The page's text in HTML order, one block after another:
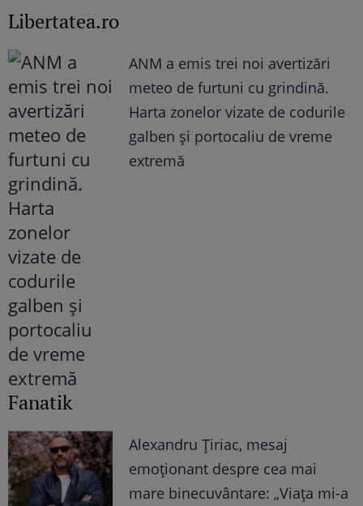
Libertatea.ro
ANM a emis trei noi avertizări
meteo de furtuni cu grindină.
Harta zonelor vizate de codurile
galben și portocaliu de vreme
extremă
Fanatik
Alexandru Țiriac, mesaj
emoționant despre cea mai
mare binecuvântare: „Viața mi-a